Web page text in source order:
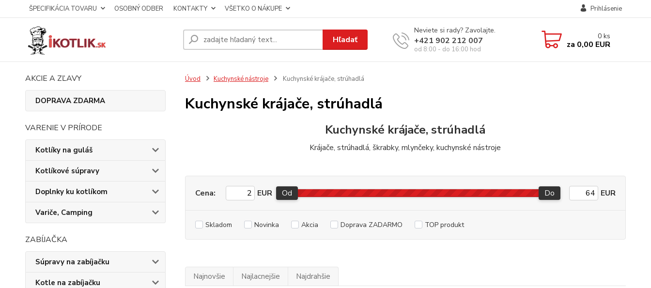
ŠPECIFIKÁCIA TOVARU OSOBNÝ ODBER KONTAKTY VŠETKO O NÁKUPE Prihlásenie
Hľadať
Neviete si rady? Zavolajte.
+421 902 212 007
od 8:00 - do 16:00 hod
0 ks
za 0,00 EUR
AKCIE A ZĽAVY
DOPRAVA ZDARMA
VARENIE V PRÍRODE
Kotlíky na guláš
Kotlíkové súpravy
Doplnky ku kotlíkom
Variče, Camping
ZABÍJAČKA
Súpravy na zabíjačku
Kotle na zabíjačku
Úvod Kuchynské nástroje Kuchynské krájače, strúhadlá
Kuchynské krájače, strúhadlá
Kuchynské krájače, strúhadlá
Krájače, strúhadlá, škrabky, mlynčeky, kuchynské nástroje
Cena: EUR Od Do EUR
Skladom Novinka Akcia Doprava ZADARMO TOP produkt
Najnovšie Najlacnejšie Najdrahšie